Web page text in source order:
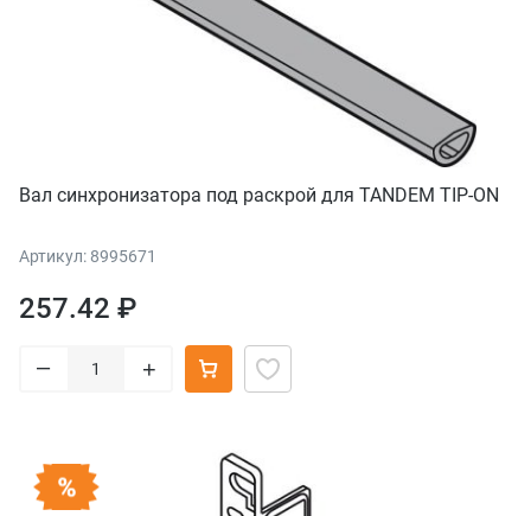
Вал синхронизатора под раскрой для TANDEM TIP-ON
Артикул: 8995671
257.42 ₽
– +